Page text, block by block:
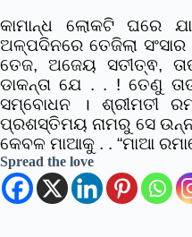
କାମାନ୍ଧ ଲୋକଟି ଘରେ
ଅଳ୍ପଦିନରେ ତେଜିଲା
ତେଜ, ଅଜେୟ ସତୀତ୍ଵ,
ଡାକନ୍ତା ଯେ . . ! ତେଣୁ
ସମ୍ବୋଧନ । ଶ୍ରୀମତୀ
ପ୍ରଶସ୍ତିମୟ ନାମରୁ ସେ
କେବଳ ମାଆକୁ . . “ମାଆ
Spread the love